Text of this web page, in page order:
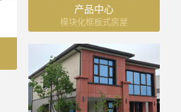
产品中心
模块化框板式房屋